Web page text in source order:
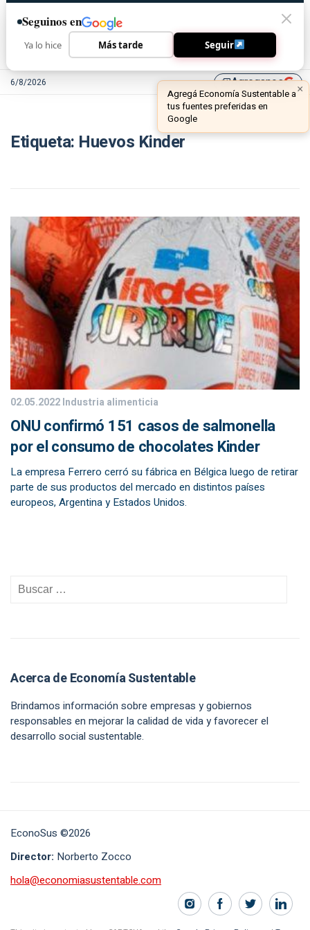
6/8/2026 library_addAgreganos ×
Agregá Economía Sustentable a
tus fuentes preferidas en
Google
Etiqueta: Huevos Kinder
02.05.2022Industria alimenticia
ONU confirmó 151 casos de salmonella
por el consumo de chocolates Kinder
La empresa Ferrero cerró su fábrica en Bélgica luego de retirar
parte de sus productos del mercado en distintos países
europeos, Argentina y Estados Unidos.
Acerca de Economía Sustentable
Brindamos información sobre empresas y gobiernos
responsables en mejorar la calidad de vida y favorecer el
desarrollo social sustentable.
EconoSus ©2026
Director: Norberto Zocco
hola@economiasustentable.com
Seguinos en
Ya lo hice Más tarde Seguir